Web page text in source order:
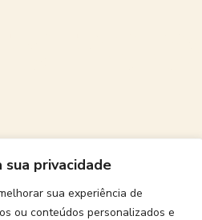
privacidade
sua experiência de
ou conteúdos personalizados e
Algo grande